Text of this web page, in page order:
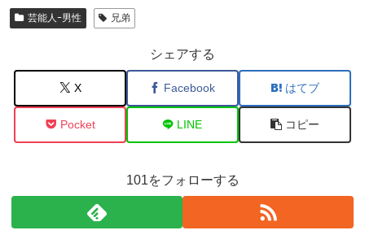
芸能人ｰ男性 兄弟
シェアする
X Facebook はてブ
Pocket LINE コピー
101をフォローする